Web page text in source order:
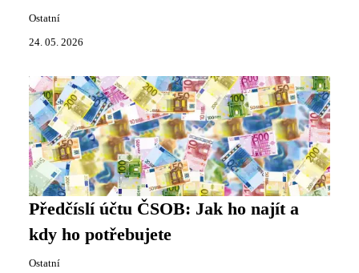
Ostatní
24. 05. 2026
Předčíslí účtu ČSOB: Jak ho najít a
kdy ho potřebujete
Ostatní